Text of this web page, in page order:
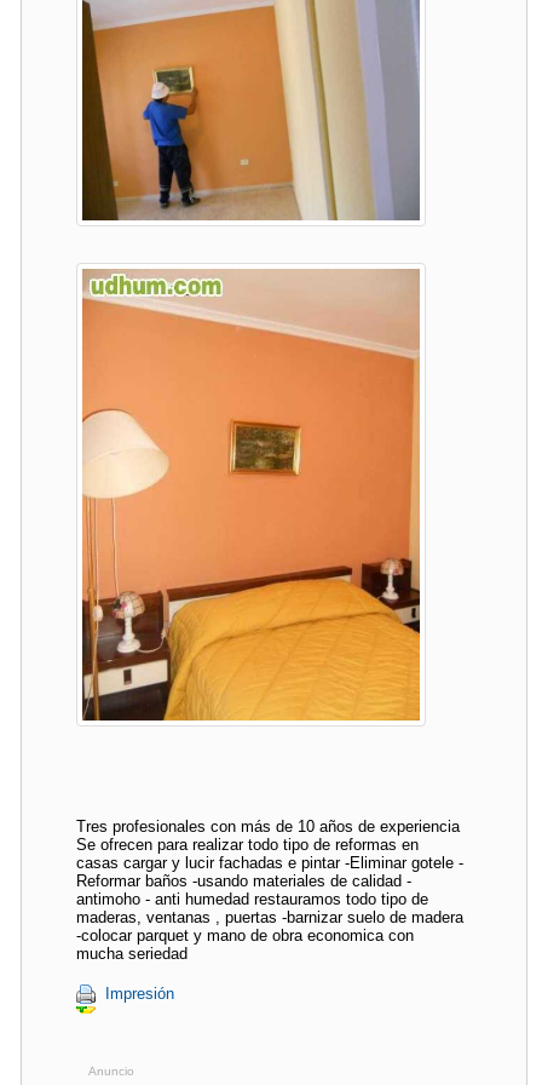
Tres profesionales con más de 10 años de experiencia
Se ofrecen para realizar todo tipo de reformas en
casas cargar y lucir fachadas e pintar -Eliminar gotele -
Reformar baños -usando materiales de calidad -
antimoho - anti humedad restauramos todo tipo de
maderas, ventanas , puertas -barnizar suelo de madera
-colocar parquet y mano de obra economica con
mucha seriedad
Impresión
Anuncio